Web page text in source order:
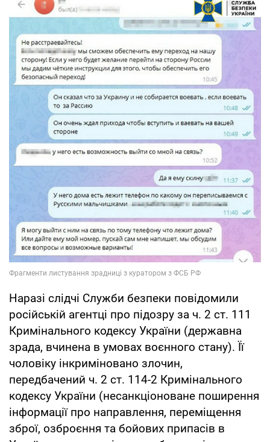
Наразі слідчі Служби безпеки повідомили
російській агентці про підозру за ч. 2 ст. 111
Кримінального кодексу України (державна
зрада, вчинена в умовах воєнного стану). Її
чоловіку інкриміновано злочин,
передбачений ч. 2 ст. 114-2 Кримінального
кодексу України (несанкціоноване поширення
інформації про направлення, переміщення
зброї, озброєння та бойових припасів в